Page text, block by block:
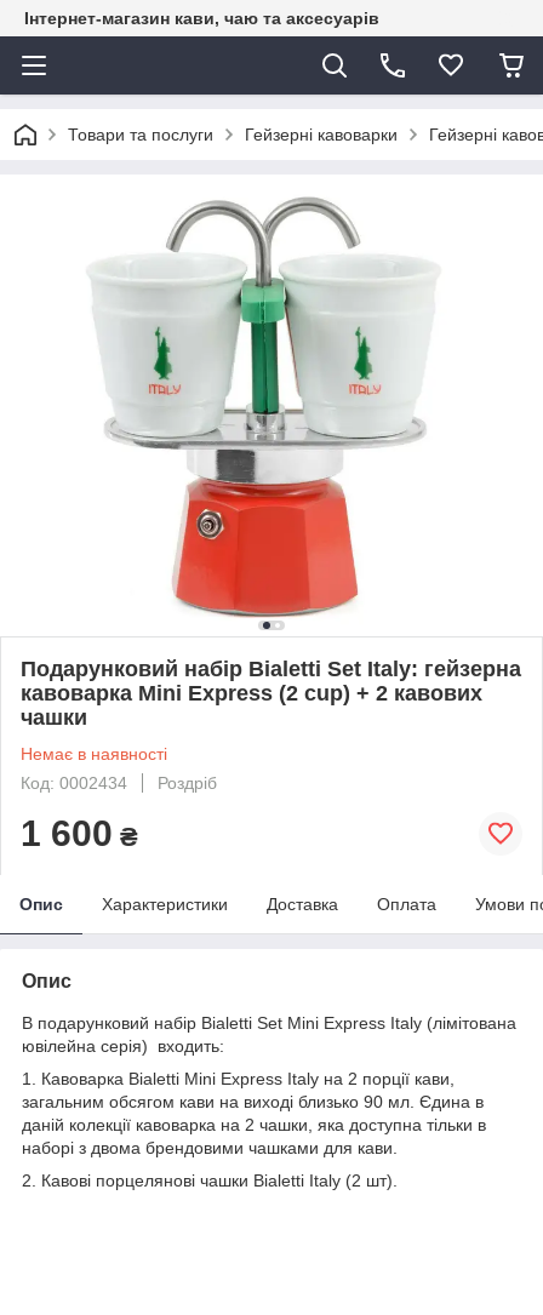
Інтернет-магазин кави, чаю та аксесуарів
Товари та послуги Гейзерні кавоварки Гейзерні
Подарунковий набір Bialetti Set Italy: гейзерна
кавоварка Mini Express (2 cup) + 2 кавових
чашки
Немає в наявності
Код: 0002434
Роздріб
1 600 ₴
Опис Характеристики Доставка Оплата Умови
Опис
В подарунковий набір Bialetti Set Mini Express Italy (лімітована
ювілейна серія) входить:
1. Кавоварка Bialetti Mini Express Italy на 2 порції кави,
загальним обсягом кави на виході близько 90 мл. Єдина в
даній колекції кавоварка на 2 чашки, яка доступна тільки в
наборі з двома брендовими чашками для кави.
2. Кавові порцелянові чашки Bialetti Italy (2 шт).